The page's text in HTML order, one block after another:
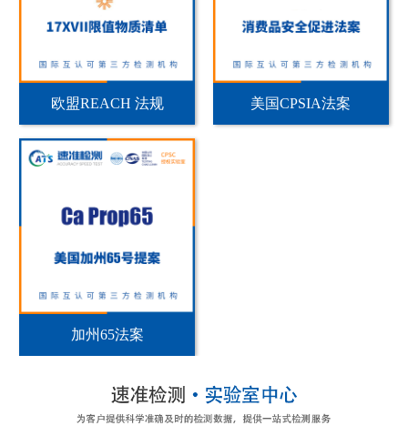
欧盟REACH 法规 美国CPSIA法案
加州65法案